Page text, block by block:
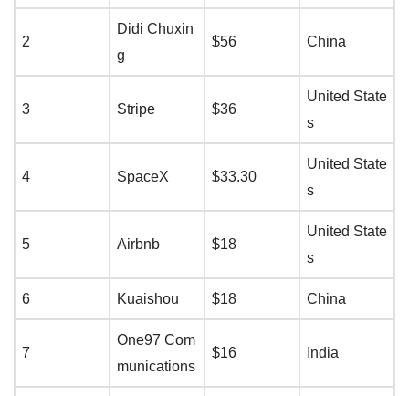
2
Didi Chuxin
g
$56 China
3 Stripe $36
United State
s
4 SpaceX $33.30
United State
s
5 Airbnb $18
United State
s
6 Kuaishou $18 China
7
One97 Com
munications
$16 India